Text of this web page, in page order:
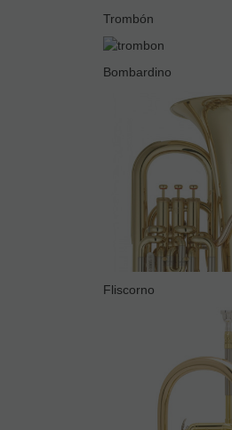
Trombón
Bombardino
Fliscorno